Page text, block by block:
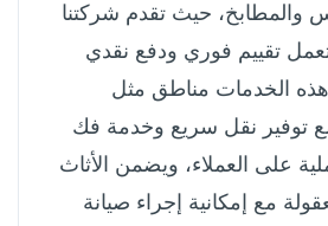
والمطابخ، حيث تقدم شركتنا
تقييم فوري ودفع نقدي
الخدمات مناطق مثل
توفير نقل سريع وخدمة فك
على العملاء، ويضمن الأثاث
مع إمكانية إجراء صيانة